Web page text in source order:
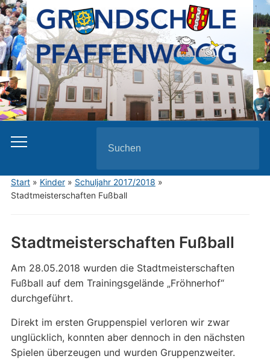
for:
Start» Kinder» Schuljahr 2017/2018 »
Stadtmeisterschaften Fußball
Stadtmeisterschaften Fußball
Am 28.05.2018 wurden die Stadtmeisterschaften
Fußball auf dem Trainingsgelände „Fröhnerhof“
durchgeführt.
Direkt im ersten Gruppenspiel verloren wir zwar
unglücklich, konnten aber dennoch in den nächsten
Spielen überzeugen und wurden Gruppenzweiter.